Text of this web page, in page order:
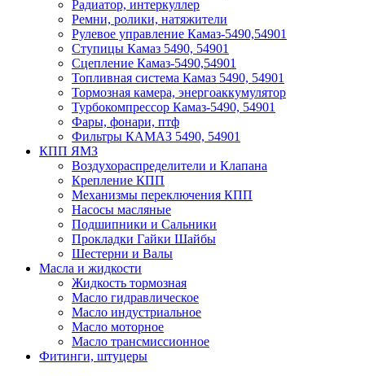
Радиатор, интеркуллер
Ремни, ролики, натяжители
Рулевое управление Камаз-5490,54901
Ступицы Камаз 5490, 54901
Сцепление Камаз-5490,54901
Топливная система Камаз 5490, 54901
Тормозная камера, энергоаккумулятор
Турбокомпрессор Камаз-5490, 54901
Фары, фонари, птф
Фильтры КАМАЗ 5490, 54901
КПП ЯМЗ
Воздухораспределители и Клапана
Крепление КПП
Механизмы переключения КПП
Насосы масляные
Подшипники и Сальники
Прокладки Гайки Шайбы
Шестерни и Валы
Масла и жидкости
Жидкость тормозная
Масло гидравлическое
Масло индустриальное
Масло моторное
Масло трансмиссионное
Фитинги, штуцеры